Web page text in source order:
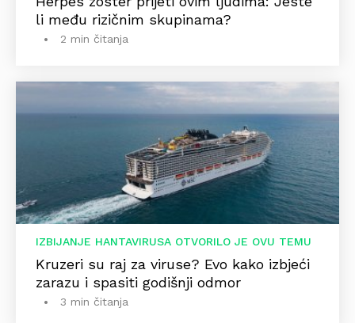
li među rizičnim skupinama?
2 min čitanja
IZBIJANJE HANTAVIRUSA OTVORILO JE OVU TEMU
Kruzeri su raj za viruse? Evo kako izbjeći
zarazu i spasiti godišnji odmor
3 min čitanja